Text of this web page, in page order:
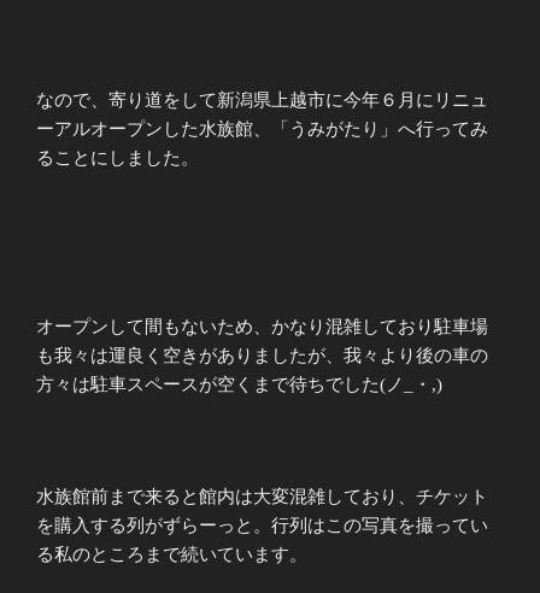
なので、寄り道をして新潟県上越市に今年６月にリニュ
ーアルオープンした水族館、「うみがたり」へ行ってみ
ることにしました。
オープンして間もないため、かなり混雑しており駐車場
も我々は運良く空きがありましたが、我々より後の車の
方々は駐車スペースが空くまで待ちでした(ノ_・,)
水族館前まで来ると館内は大変混雑しており、チケット
を購入する列がずらーっと。行列はこの写真を撮ってい
る私のところまで続いています。